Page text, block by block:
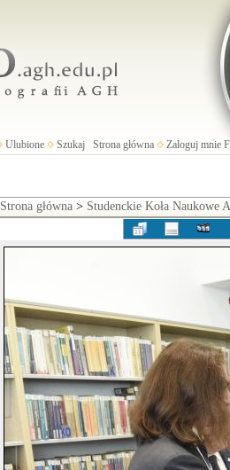
Ulubione Szukaj Strona główna Zaloguj mnie
Strona główna > Studenckie Koła Naukowe